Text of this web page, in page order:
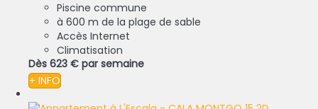
Piscine commune
à 600 m de la plage de sable
Accès Internet
Climatisation
Dès 623 € par semaine
+ INFO